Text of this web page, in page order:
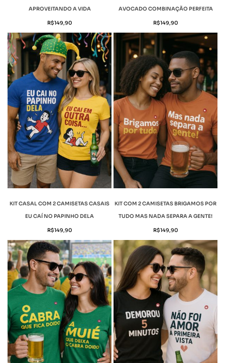
APROVEITANDO A VIDA
R$149,90
AVOCADO COMBINAÇÃO PERFEITA
R$149,90
KIT CASAL COM 2 CAMISETAS CASAIS
EU CAÍ NO PAPINHO DELA
R$149,90
KIT COM 2 CAMISETAS BRIGAMOS POR
TUDO MAS NADA SEPARA A GENTE!
R$149,90